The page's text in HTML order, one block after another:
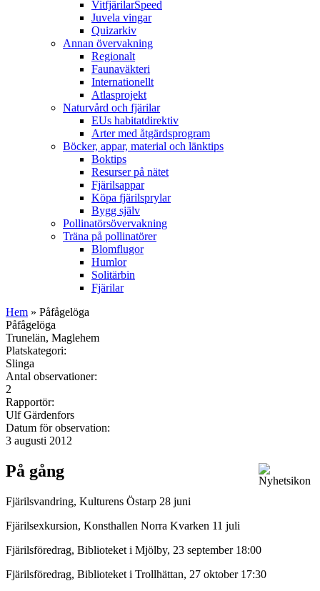
VitfjärilarSpeed
Juvela vingar
Quizarkiv
Annan övervakning
Regionalt
Faunaväkteri
Internationellt
Atlasprojekt
Naturvård och fjärilar
EUs habitatdirektiv
Arter med åtgärdsprogram
Böcker, appar, material och länktips
Boktips
Resurser på nätet
Fjärilsappar
Köpa fjärilsprylar
Bygg själv
Pollinatörsövervakning
Träna på pollinatörer
Blomflugor
Humlor
Solitärbin
Fjärilar
Hem » Påfågelöga
Påfågelöga
Trunelän, Maglehem
Platskategori:
Slinga
Antal observationer:
2
Rapportör:
Ulf Gärdenfors
Datum för observation:
3 augusti 2012
På gång
Fjärilsvandring, Kulturens Östarp 28 juni
Fjärilsexkursion, Konsthallen Norra Kvarken 11 juli
Fjärilsföredrag, Biblioteket i Mjölby, 23 september 18:00
Fjärilsföredrag, Biblioteket i Trollhättan, 27 oktober 17:30